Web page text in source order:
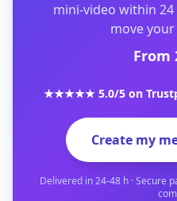
mini-video within
move
From
★★★★★ 5.0/5 on
Create my
Delivered in 24-48 h · Secure